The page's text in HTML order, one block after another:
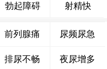
勃起障碍 射精快
前列腺痛 尿频尿急
排尿不畅 夜尿增多